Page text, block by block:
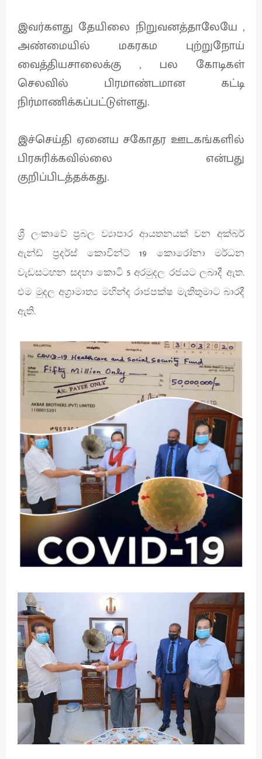
இவர்களது தேயிலை நிறுவனத்தாலேயே ,
அண்மையில் மகரகம புற்றுநோய்
வைத்தியசாலைக்கு , பல கோடிகள்
செலவில் பிரமாண்டமான கட்டி
நிர்மாணிக்கப்பட்டுள்ளது.
இச்செய்தி ஏனைய சகோதர ஊடகங்களில்
பிரசுரிக்கவில்லை என்பது
குறிப்பிடத்தக்கது.
ශ්‍රී ලංකාවේ ප්‍රබල ව්‍යාපාර ආයතනයක් වන අක්බර්
ඇන්ඩ් ප්‍රදර්ස් කොවින්ට් 19 කොරෝනා මර්ධන
වැඩසටහන සදහා කොටි 5 අරමුදල රජයට ලබාදී ඇත.
එම මුදල අග්‍රාමාත්‍ය මහින්ද රාජපක්ෂ මැතිතුමාට බාරදී
ඇති.